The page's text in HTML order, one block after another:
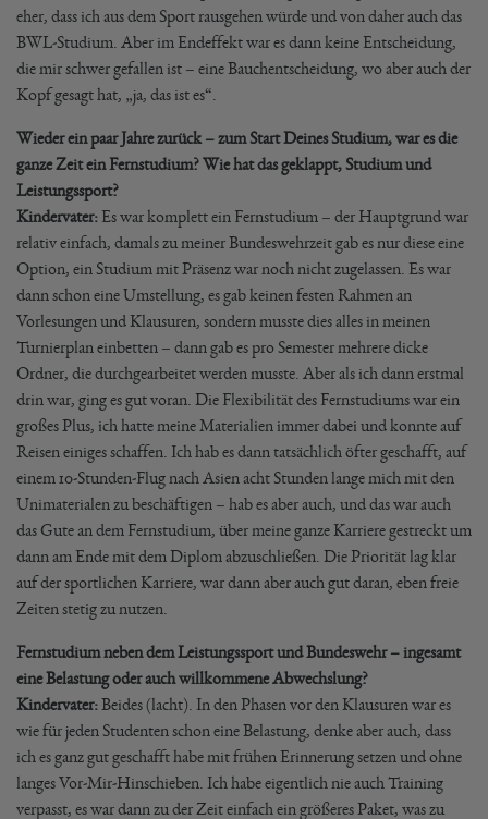
eher, dass ich aus dem Sport rausgehen würde und von daher auch das
BWL-Studium. Aber im Endeffekt war es dann keine Entscheidung,
die mir schwer gefallen ist – eine Bauchentscheidung, wo aber auch der
Kopf gesagt hat, „ja, das ist es“.
Wieder ein paar Jahre zurück – zum Start Deines Studium, war es die
ganze Zeit ein Fernstudium? Wie hat das geklappt, Studium und
Leistungssport?
Kindervater: Es war komplett ein Fernstudium – der Hauptgrund war
relativ einfach, damals zu meiner Bundeswehrzeit gab es nur diese eine
Option, ein Studium mit Präsenz war noch nicht zugelassen. Es war
dann schon eine Umstellung, es gab keinen festen Rahmen an
Vorlesungen und Klausuren, sondern musste dies alles in meinen
Turnierplan einbetten – dann gab es pro Semester mehrere dicke
Ordner, die durchgearbeitet werden musste. Aber als ich dann erstmal
drin war, ging es gut voran. Die Flexibilität des Fernstudiums war ein
großes Plus, ich hatte meine Materialien immer dabei und konnte auf
Reisen einiges schaffen. Ich hab es dann tatsächlich öfter geschafft, auf
einem 10-Stunden-Flug nach Asien acht Stunden lange mich mit den
Unimaterialen zu beschäftigen – hab es aber auch, und das war auch
das Gute an dem Fernstudium, über meine ganze Karriere gestreckt um
dann am Ende mit dem Diplom abzuschließen. Die Priorität lag klar
auf der sportlichen Karriere, war dann aber auch gut daran, eben freie
Zeiten stetig zu nutzen.
Fernstudium neben dem Leistungssport und Bundeswehr – ingesamt
eine Belastung oder auch willkommene Abwechslung?
Kindervater:Beides (lacht). In den Phasen vor den Klausuren war es
wie für jeden Studenten schon eine Belastung, denke aber auch, dass
ich es ganz gut geschafft habe mit frühen Erinnerung setzen und ohne
langes Vor-Mir-Hinschieben. Ich habe eigentlich nie auch Training
verpasst, es war dann zu der Zeit einfach ein größeres Paket, was zu